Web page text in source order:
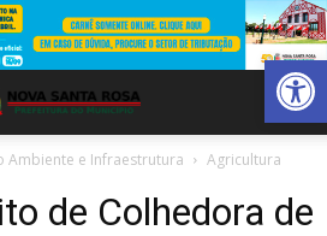
Abrir
Ambiente e Infraestrutura Agricultura
de Colhedora de